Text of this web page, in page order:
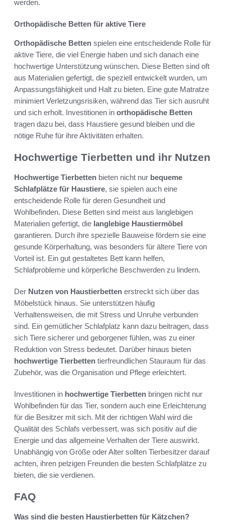
werden.
Orthopädische Betten für aktive Tiere
Orthopädische Betten spielen eine entscheidende Rolle für
aktive Tiere, die viel Energie haben und sich danach eine
hochwertige Unterstützung wünschen. Diese Betten sind oft
aus Materialien gefertigt, die speziell entwickelt wurden, um
Anpassungsfähigkeit und Halt zu bieten. Eine gute Matratze
minimiert Verletzungsrisiken, während das Tier sich ausruht
und sich erholt. Investitionen in orthopädische Betten
tragen dazu bei, dass Haustiere gesund bleiben und die
nötige Ruhe für ihre Aktivitäten erhalten.
Hochwertige Tierbetten und ihr Nutzen
Hochwertige Tierbetten bieten nicht nur bequeme
Schlafplätze für Haustiere, sie spielen auch eine
entscheidende Rolle für deren Gesundheit und
Wohlbefinden. Diese Betten sind meist aus langlebigen
Materialien gefertigt, die langlebige Haustiermöbel
garantieren. Durch ihre spezielle Bauweise fördern sie eine
gesunde Körperhaltung, was besonders für ältere Tiere von
Vorteil ist. Ein gut gestaltetes Bett kann helfen,
Schlafprobleme und körperliche Beschwerden zu lindern.
Der Nutzen von Haustierbetten erstreckt sich über das
Möbelstück hinaus. Sie unterstützen häufig
Verhaltensweisen, die mit Stress und Unruhe verbunden
sind. Ein gemütlicher Schlafplatz kann dazu beitragen, dass
sich Tiere sicherer und geborgener fühlen, was zu einer
Reduktion von Stress bedeutet. Darüber hinaus bieten
hochwertige Tierbetten tierfreundlichen Stauraum für das
Zubehör, was die Organisation und Pflege erleichtert.
Investitionen in hochwertige Tierbetten bringen nicht nur
Wohlbefinden für das Tier, sondern auch eine Erleichterung
für die Besitzer mit sich. Mit der richtigen Wahl wird die
Qualität des Schlafs verbessert, was sich positiv auf die
Energie und das allgemeine Verhalten der Tiere auswirkt.
Unabhängig von Größe oder Alter sollten Tierbesitzer darauf
achten, ihren pelzigen Freunden die besten Schlafplätze zu
bieten, die sie verdienen.
FAQ
Was sind die besten Haustierbetten für Kätzchen?